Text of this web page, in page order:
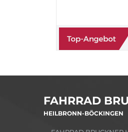
FAHRRAD
HEILBRONN-BÖCKINGEN